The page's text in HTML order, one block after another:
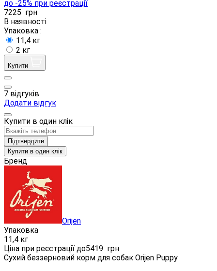
до -25% при реєстрації
7225 грн
В наявності
Упаковка :
11,4 кг
2 кг
Купити
7 відгуків
Додати відгук
Купити в один клік
Підтвердити
Купити в один клік
Бренд
Orijen
Упаковка
11,4 кг
Ціна при реєстрації до5419 грн
Сухий беззерновий корм для собак Orijen Puppy